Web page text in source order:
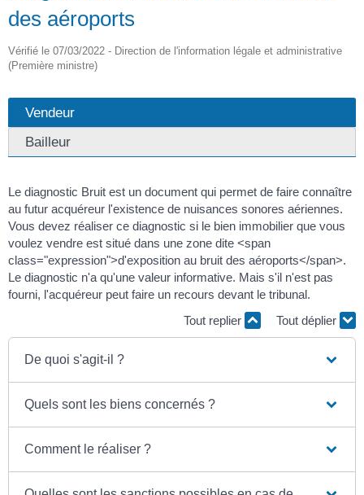
des aéroports
Vérifié le 07/03/2022 - Direction de l'information légale et administrative
(Première ministre)
Vendeur
Bailleur
Le diagnostic Bruit est un document qui permet de faire connaître
au futur acquéreur l'existence de nuisances sonores aériennes.
Vous devez réaliser ce diagnostic si le bien immobilier que vous
voulez vendre est situé dans une zone dite <span
class="expression">d'exposition au bruit des aéroports</span>.
Le diagnostic n'a qu'une valeur informative. Mais s'il n'est pas
fourni, l'acquéreur peut faire un recours devant le tribunal.
Tout replier
Tout déplier
De quoi s'agit-il ?
Quels sont les biens concernés ?
Comment le réaliser ?